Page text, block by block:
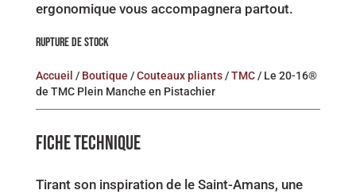
ergonomique vous accompagnera partout.
RUPTURE DE STOCK
Accueil / Boutique /Couteaux pliants/TMC/ Le 20-16®
de TMC Plein Manche en Pistachier
FICHE TECHNIQUE
Tirant son inspiration de le Saint-Amans, une